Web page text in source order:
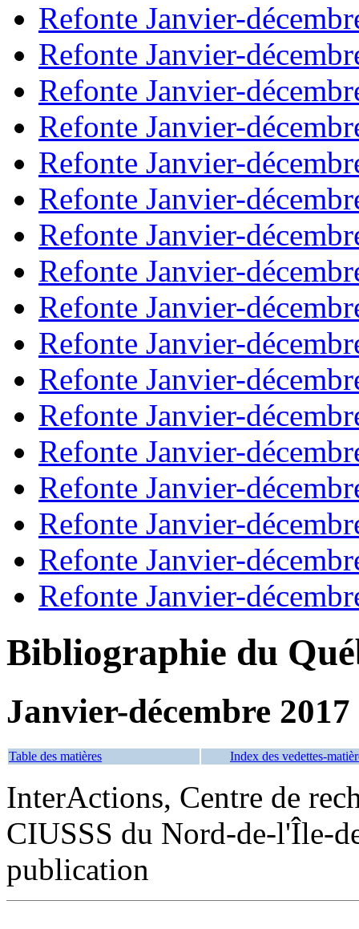
Refonte Janvier-
Refonte Janvier-
Refonte Janvier-
Refonte Janvier-
Refonte Janvier-
Refonte Janvier-
Refonte Janvier-
Refonte Janvier-
Refonte Janvier-
Refonte Janvier-
Refonte Janvier-
Refonte Janvier-
Refonte Janvier-
Refonte Janvier-
Refonte Janvier-
Refonte Janvier-
Refonte Janvier-
Bibliographie du
Janvier-décembre 2017
Table des matières Index des vedettes-
InterActions, Centre de
CIUSSS du Nord-de-l'Île-
publication